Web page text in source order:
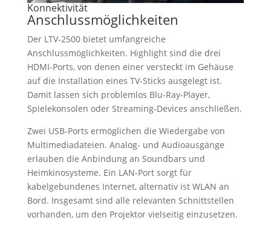
Konnektivität
Anschlussmöglichkeiten
Der LTV-2500 bietet umfangreiche
Anschlussmöglichkeiten. Highlight sind die drei
HDMI-Ports, von denen einer versteckt im Gehäuse
auf die Installation eines TV-Sticks ausgelegt ist.
Damit lassen sich problemlos Blu-Ray-Player,
Spielekonsolen oder Streaming-Devices anschließen.
Zwei USB-Ports ermöglichen die Wiedergabe von
Multimediadateien. Analog- und Audioausgänge
erlauben die Anbindung an Soundbars und
Heimkinosysteme. Ein LAN-Port sorgt für
kabelgebundenes Internet, alternativ ist WLAN an
Bord. Insgesamt sind alle relevanten Schnittstellen
vorhanden, um den Projektor vielseitig einzusetzen.